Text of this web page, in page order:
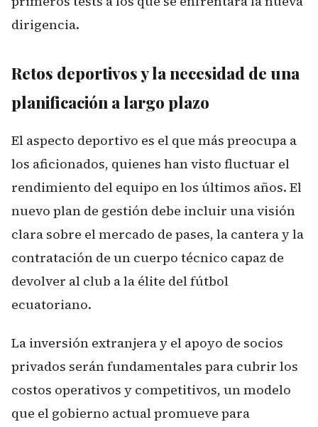
dirigencia.
Retos deportivos y la necesidad de una
planificación a largo plazo
El aspecto deportivo es el que más preocupa a
los aficionados, quienes han visto fluctuar el
rendimiento del equipo en los últimos años. El
nuevo plan de gestión debe incluir una visión
clara sobre el mercado de pases, la cantera y la
contratación de un cuerpo técnico capaz de
devolver al club a la élite del fútbol
ecuatoriano.
La inversión extranjera y el apoyo de socios
privados serán fundamentales para cubrir los
costos operativos y competitivos, un modelo
que el gobierno actual promueve para